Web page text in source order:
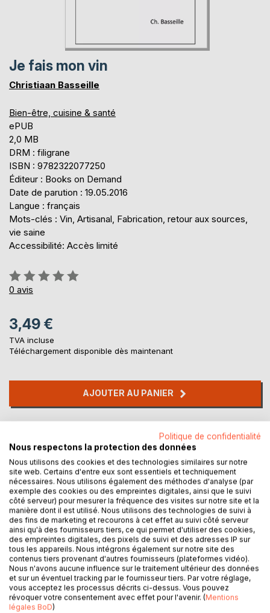
Je fais mon vin
Christiaan Basseille
Bien-être, cuisine & santé
ePUB
2,0 MB
DRM : filigrane
ISBN : 9782322077250
Éditeur : Books on Demand
Date de parution : 19.05.2016
Langue : français
Mots-clés : Vin, Artisanal, Fabrication, retour aux sources,
vie saine
Accessibilité: Accès limité
Évaluation:
0%
0 avis
3,49 €
TVA incluse
Téléchargement disponible dès maintenant
AJOUTER AU PANIER
Laisser un avis
DESCRIPTION
En tout temps, la fabrication du vin a suscité l’intérêt de
bon nombre de personnes. A notre époque, cette
tendance se voit développée par la vulgarisation des
méthodes, ce qui permet à chacun de pouvoir fabriquer
Politique de confidentialité
Nous respectons la protection des données
Nous utilisons des cookies et des technologies similaires sur notre
site web. Certains d'entre eux sont essentiels et techniquement
nécessaires. Nous utilisons également des méthodes d'analyse (par
exemple des cookies ou des empreintes digitales, ainsi que le suivi
côté serveur) pour mesurer la fréquence des visites sur notre site et la
manière dont il est utilisé. Nous utilisons des technologies de suivi à
des fins de marketing et recourons à cet effet au suivi côté serveur
ainsi qu'à des fournisseurs tiers, ce qui permet d'utiliser des cookies,
des empreintes digitales, des pixels de suivi et des adresses IP sur
tous les appareils. Nous intégrons également sur notre site des
contenus tiers provenant d'autres fournisseurs (plateformes vidéo).
Nous n'avons aucune influence sur le traitement ultérieur des données
et sur un éventuel tracking par le fournisseur tiers. Par votre réglage,
vous acceptez les processus décrits ci-dessus. Vous pouvez
révoquer votre consentement avec effet pour l'avenir. (Mentions
légales BoD)